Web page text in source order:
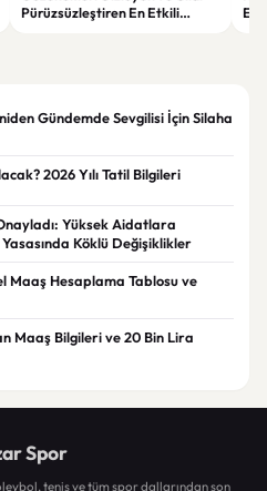
Pürüzsüzleştiren En Etkili
Gündemde Sevgilisi İçin Silaha
2026 Yılı Tatil Bilgileri
Yüksek Aidatlara
Köklü Değişiklikler
Maaş Hesaplama Tablosu ve
Maaş Bilgileri ve 20 Bin Lira
Spor
tenis ve tüm spor dallarından son